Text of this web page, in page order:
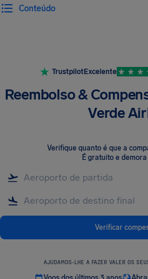
Conteúdo
TrustpilotExcelente
Reembolso &
Verde
Verifique quanto é que a
É gratuito e
Verificar
AJUDAMOS-LHE A FAZER VALER OS